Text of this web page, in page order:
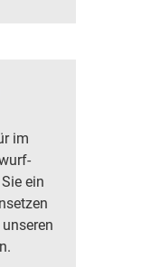
im
ein